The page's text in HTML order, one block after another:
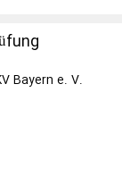
Bayern e. V.